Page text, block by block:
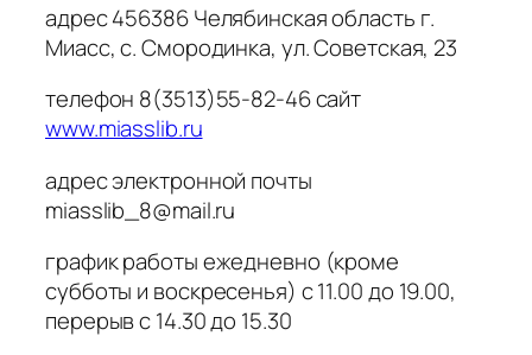
адрес 456386 Челябинская область г.
Миасс, с. Смородинка, ул. Советская, 23
телефон 8(3513)55-82-46 сайт
www.miasslib.ru
адрес электронной почты
miasslib_8@mail.ru
график работы ежедневно (кроме
субботы и воскресенья) с 11.00 до 19.00,
перерыв с 14.30 до 15.30